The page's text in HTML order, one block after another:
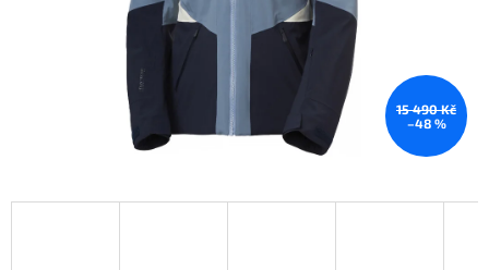
15 490 Kč
–48 %